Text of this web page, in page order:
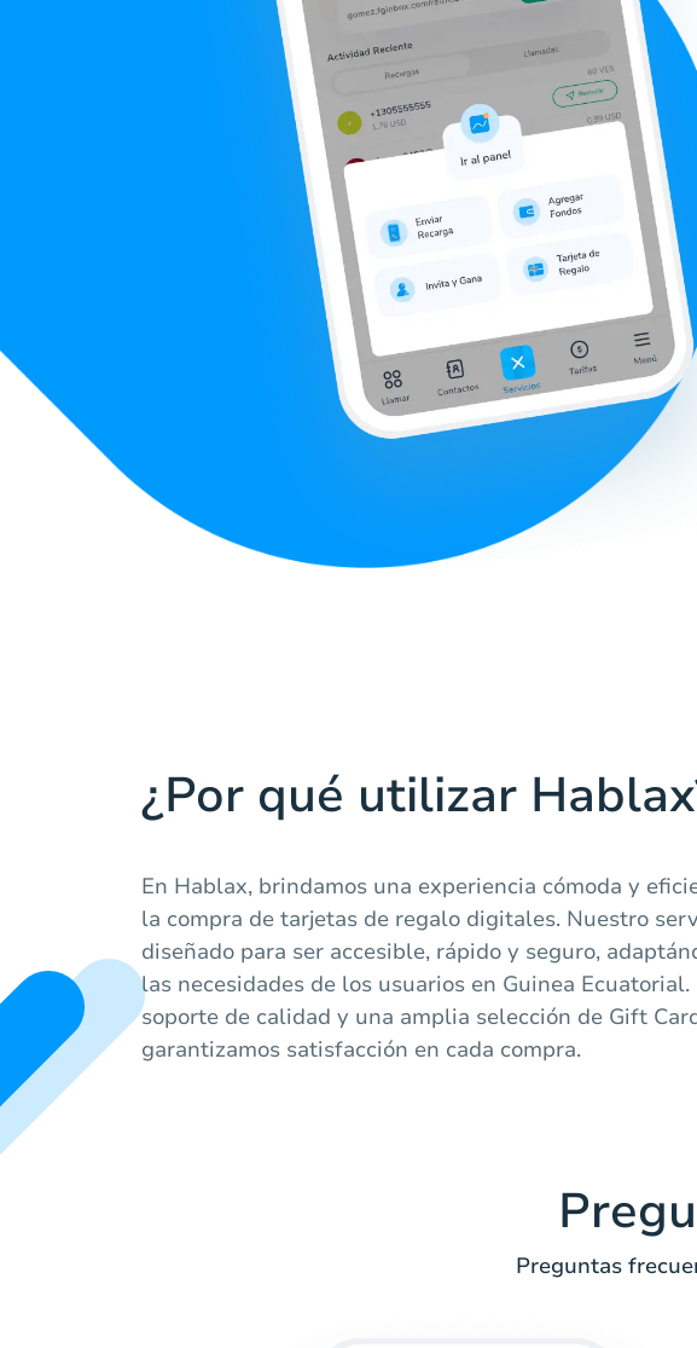
¿Por qué utilizar
En Hablax, brindamos una experiencia cómoda y
la compra de tarjetas de regalo digitales. Nuestro
diseñado para ser accesible, rápido y seguro,
las necesidades de los usuarios en Guinea Ecuatorial.
soporte de calidad y una amplia selección de Gift
garantizamos satisfacción en cada compra.
Preguntas